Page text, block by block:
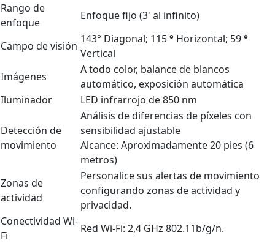
Rango de
enfoque
Enfoque fijo (3' al infinito)
Campo de visión
143° Diagonal; 115° Horizontal; 59°
Vertical
Imágenes
A todo color, balance de blancos
automático, exposición automática
Iluminador
LED infrarrojo de 850 nm
Detección de
movimiento
Análisis de diferencias de píxeles con
sensibilidad ajustable
Alcance: Aproximadamente 20 pies (6
metros)
Zonas de
actividad
Personalice sus alertas de movimiento
configurando zonas de actividad y
privacidad.
Conectividad Wi-
Fi
Red Wi-Fi: 2,4 GHz 802.11b/g/n.